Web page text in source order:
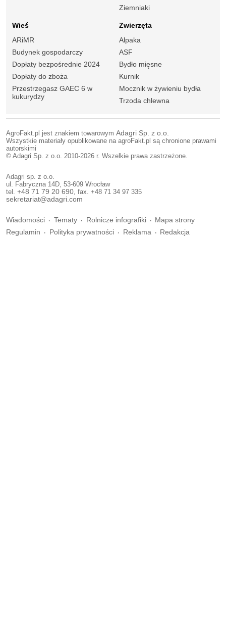
Ziemniaki
Wieś
ARiMR
Budynek gospodarczy
Dopłaty bezpośrednie 2024
Dopłaty do zboża
Przestrzegasz GAEC 6 w
kukurydzy
Zwierzęta
Alpaka
ASF
Bydło mięsne
Kurnik
Mocznik w żywieniu bydła
Trzoda chlewna
AgroFakt.pl jest znakiem towarowym Adagri Sp. z o.o.
Wszystkie materiały opublikowane na agroFakt.pl są chronione prawami
autorskimi
© Adagri Sp. z o.o. 2010-2026 r. Wszelkie prawa zastrzeżone.
Adagri sp. z o.o.
ul. Fabryczna 14D, 53-609 Wrocław
tel. +48 71 79 20 690 , fax. +48 71 34 97 335
sekretariat@adagri.com
Wiadomości Tematy Rolnicze infografiki
Mapa strony
Regulamin
Polityka prywatności Reklama Redakcja